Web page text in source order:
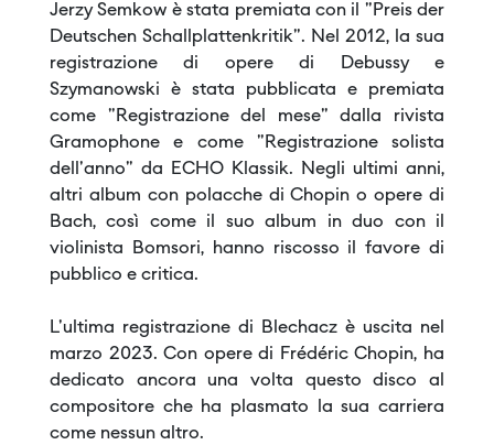
Jerzy Semkow è stata premiata con il "Preis der
Deutschen Schallplattenkritik". Nel 2012, la sua
registrazione di opere di Debussy e
Szymanowski è stata pubblicata e premiata
come "Registrazione del mese" dalla rivista
Gramophone e come "Registrazione solista
dell'anno" da ECHO Klassik. Negli ultimi anni,
altri album con polacche di Chopin o opere di
Bach, così come il suo album in duo con il
violinista Bomsori, hanno riscosso il favore di
pubblico e critica.
L'ultima registrazione di Blechacz è uscita nel
marzo 2023. Con opere di Frédéric Chopin, ha
dedicato ancora una volta questo disco al
compositore che ha plasmato la sua carriera
come nessun altro.